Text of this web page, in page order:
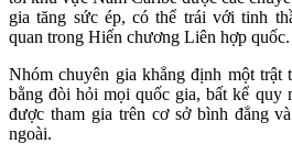
gia tăng sức ép, có thể trái với tinh
quan trong Hiến chương Liên hợp quốc.
Nhóm chuyên gia khẳng định một trật
bằng đòi hỏi mọi quốc gia, bất kể quy
được tham gia trên cơ sở bình đẳng
ngoài.